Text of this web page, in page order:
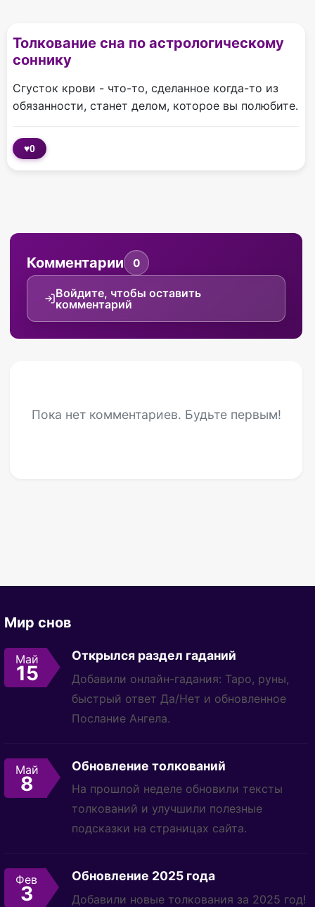
Толкование сна по астрологическому
соннику
Сгусток крови - что-то, сделанное когда-то из
обязанности, станет делом, которое вы полюбите.
♥0
Комментарии 0
Войдите, чтобы оставить
комментарий
Пока нет комментариев. Будьте первым!
Мир снов
Май
15
Открылся раздел гаданий
Добавили онлайн-гадания: Таро, руны,
быстрый ответ Да/Нет и обновленное
Послание Ангела.
Май
8
Обновление толкований
На прошлой неделе обновили тексты
толкований и улучшили полезные
подсказки на страницах сайта.
Фев
3
Обновление 2025 года
Добавили новые толкования за 2025 год!